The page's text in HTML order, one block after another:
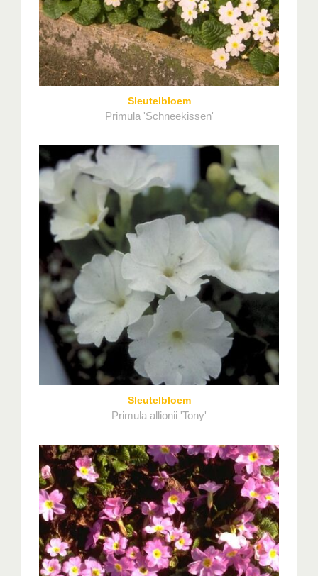
Sleutelbloem
Primula 'Schneekissen'
Sleutelbloem
Primula allionii 'Tony'